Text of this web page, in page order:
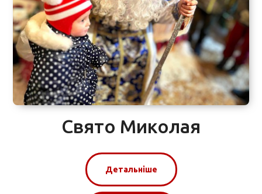
Свято Миколая
Детальніше